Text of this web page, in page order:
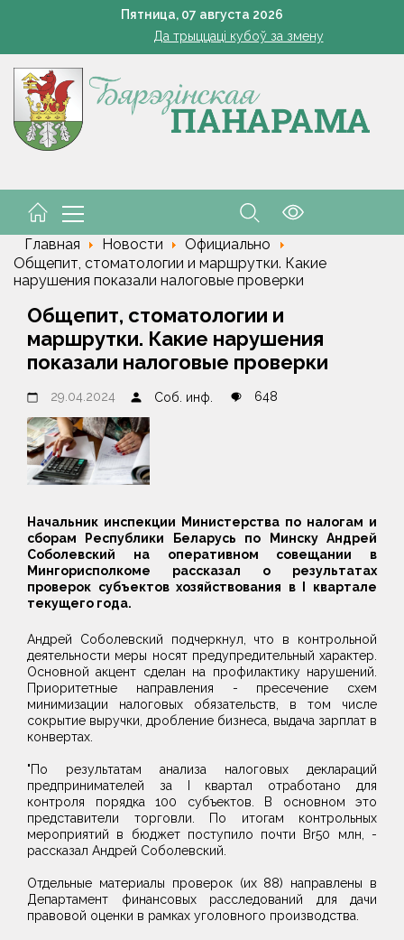
Пятница, 07 августа 2026
Познай свой край. Как в Беларуси развивают внутренний
Да трыццаці кубоў за змену
поручил вернуть в севооборот все поля Минской
Устранение последствий стихии – на контроле
Познай свой край. Как в Беларуси развивают внутренний
Главная Новости
Официально
Общепит, стоматологии и маршрутки. Какие
нарушения показали налоговые проверки
Общепит, стоматологии и
маршрутки. Какие нарушения
показали налоговые проверки
29.04.2024 Соб. инф. 648
Начальник инспекции Министерства по налогам и
сборам Республики Беларусь по Минску Андрей
Соболевский на оперативном совещании в
Мингорисполкоме рассказал о результатах
проверок субъектов хозяйствования в I квартале
текущего года.
Андрей Соболевский подчеркнул, что в контрольной
деятельности меры носят предупредительный характер.
Основной акцент сделан на профилактику нарушений.
Приоритетные направления - пресечение схем
минимизации налоговых обязательств, в том числе
сокрытие выручки, дробление бизнеса, выдача зарплат в
конвертах.
"По результатам анализа налоговых деклараций
предпринимателей за I квартал отработано для
контроля порядка 100 субъектов. В основном это
представители торговли. По итогам контрольных
мероприятий в бюджет поступило почти Br50 млн, -
рассказал Андрей Соболевский.
Отдельные материалы проверок (их 88) направлены в
Департамент финансовых расследований для дачи
правовой оценки в рамках уголовного производства.